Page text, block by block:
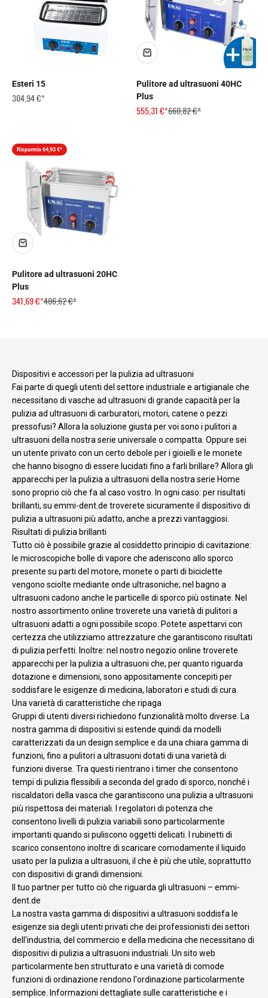
Esteri 15
Prezzo scontato
304,94 €*
Pulitore ad ultrasuoni 40HC
Plus
Prezzo scontato
555,31 €*Prezzo
660,82 €*
Risparmia 64,93 €*
Pulitore ad ultrasuoni 20HC
Plus
Prezzo scontato
341,69 €*Prezzo
406,62 €*
Dispositivi e accessori per la pulizia ad ultrasuoni
Fai parte di quegli utenti del settore industriale e artigianale che
necessitano di vasche ad ultrasuoni di grande capacità per la
pulizia ad ultrasuoni di carburatori, motori, catene o pezzi
pressofusi? Allora la soluzione giusta per voi sono i pulitori a
ultrasuoni della nostra serie universale o compatta. Oppure sei
un utente privato con un certo debole per i gioielli e le monete
che hanno bisogno di essere lucidati fino a farli brillare? Allora gli
apparecchi per la pulizia a ultrasuoni della nostra serie Home
sono proprio ciò che fa al caso vostro. In ogni caso: per risultati
brillanti, su emmi-dent.de troverete sicuramente il dispositivo di
pulizia a ultrasuoni più adatto, anche a prezzi vantaggiosi.
Risultati di pulizia brillanti
Tutto ciò è possibile grazie al cosiddetto principio di cavitazione:
le microscopiche bolle di vapore che aderiscono allo sporco
presente su parti del motore, monete o parti di biciclette
vengono sciolte mediante onde ultrasoniche; nel bagno a
ultrasuoni cadono anche le particelle di sporco più ostinate. Nel
nostro assortimento online troverete una varietà di pulitori a
ultrasuoni adatti a ogni possibile scopo. Potete aspettarvi con
certezza che utilizziamo attrezzature che garantiscono risultati
di pulizia perfetti. Inoltre: nel nostro negozio online troverete
apparecchi per la pulizia a ultrasuoni che, per quanto riguarda
dotazione e dimensioni, sono appositamente concepiti per
soddisfare le esigenze di medicina, laboratori e studi di cura.
Una varietà di caratteristiche che ripaga
Gruppi di utenti diversi richiedono funzionalità molto diverse. La
nostra gamma di dispositivi si estende quindi da modelli
caratterizzati da un design semplice e da una chiara gamma di
funzioni, fino a pulitori a ultrasuoni dotati di una varietà di
funzioni diverse. Tra questi rientrano i timer che consentono
tempi di pulizia flessibili a seconda del grado di sporco, nonché i
riscaldatori della vasca che garantiscono una pulizia a ultrasuoni
più rispettosa dei materiali. I regolatori di potenza che
consentono livelli di pulizia variabili sono particolarmente
importanti quando si puliscono oggetti delicati. I rubinetti di
scarico consentono inoltre di scaricare comodamente il liquido
usato per la pulizia a ultrasuoni, il che è più che utile, soprattutto
con dispositivi di grandi dimensioni.
Il tuo partner per tutto ciò che riguarda gli ultrasuoni – emmi-
dent.de
La nostra vasta gamma di dispositivi a ultrasuoni soddisfa le
esigenze sia degli utenti privati ​​che dei professionisti dei settori
dell'industria, del commercio e della medicina che necessitano di
dispositivi di pulizia a ultrasuoni industriali. Un sito web
particolarmente ben strutturato e una varietà di comode
funzioni di ordinazione rendono l'ordinazione particolarmente
semplice. Informazioni dettagliate sulle caratteristiche e i